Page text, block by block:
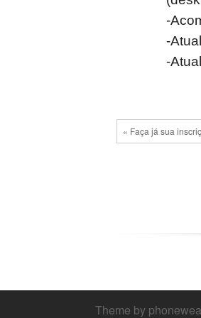
-
-
-
« Faça já sua
Theme by